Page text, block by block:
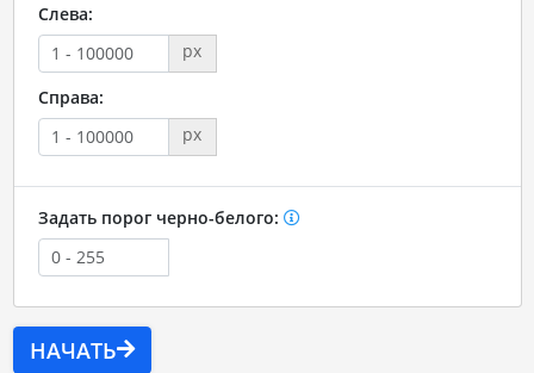
Слева:
px
Справа:
px
Задать порог черно-белого:
НАЧАТЬ